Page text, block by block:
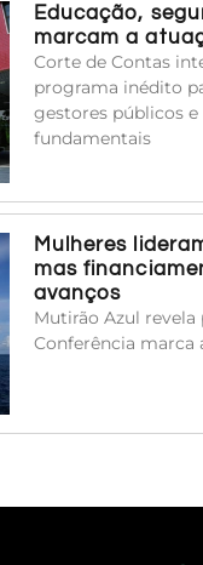
Educação,
marcam a
Corte de Contas
programa inédito
gestores públicos
fundamentais
Mulheres
mas
avanços
Mutirão Azul
Conferência marca